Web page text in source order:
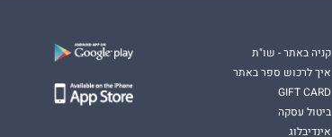
קניה באתר - שו"ת
איך לרכוש ספר באתר
GIFT CARD
ביטול עסקה
אינדיבלוג